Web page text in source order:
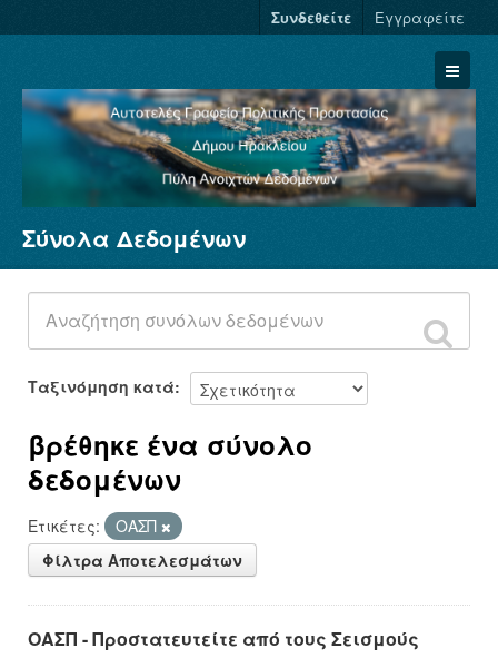
Συνδεθείτε Εγγραφείτε
Σύνολα Δεδομένων
Φορείς
Ομάδες
Σχετικά
Σύνολα Δεδομένων
Ταξινόμηση κατά
βρέθηκε ένα σύνολο
δεδομένων
Ετικέτες:
ΟΑΣΠ
Φίλτρα Αποτελεσμάτων
ΟΑΣΠ - Προστατευτείτε από τους Σεισμούς